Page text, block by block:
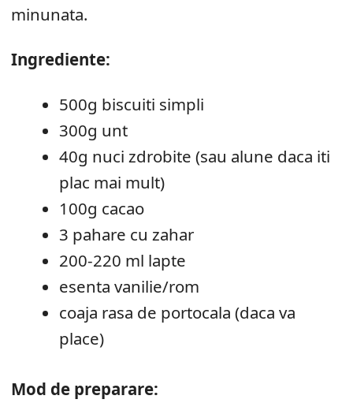
minunata.
Ingrediente:
500g biscuiti simpli
300g unt
40g nuci zdrobite (sau alune daca iti
plac mai mult)
100g cacao
3 pahare cu zahar
200-220 ml lapte
esenta vanilie/rom
coaja rasa de portocala (daca va
place)
Mod de preparare: